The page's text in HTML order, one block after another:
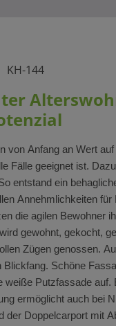
KH-144
von Anfang an Wert auf
Fälle geeignet ist.
entstand ein
Annehmlichkeiten für
die agilen Bewohner
gewohnt, gekocht,
Zügen genossen.
Blickfang. Schöne
weiße Putzfassade auf.
ermöglicht auch bei
der Doppelcarport mit